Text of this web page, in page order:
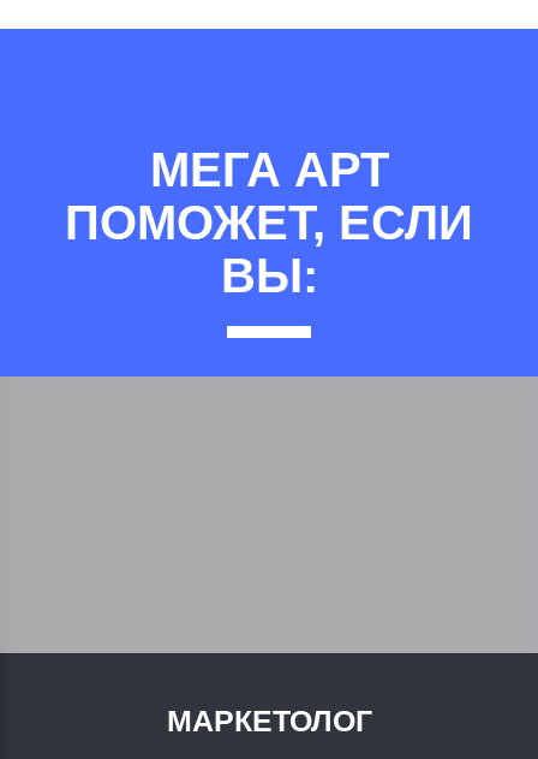
МЕГА АРТ
ПОМОЖЕТ, ЕСЛИ
ВЫ:
МАРКЕТОЛОГ